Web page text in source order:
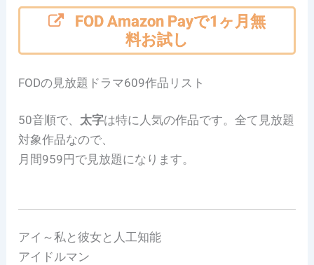
FOD Amazon Payで1ヶ月無
料お試し
FODの見放題ドラマ609作品リスト
50音順で、 太字は特に人気の作品です。全て見放題
対象作品なので、
月間959円で見放題になります。
アイ～私と彼女と人工知能
アイドルマン